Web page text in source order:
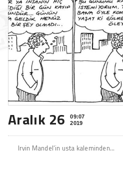
Aralık 26
09:07
2019
Irvin Mandel’in usta kaleminden…